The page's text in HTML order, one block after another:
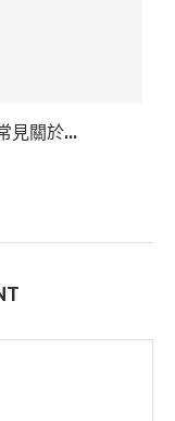
見關於...